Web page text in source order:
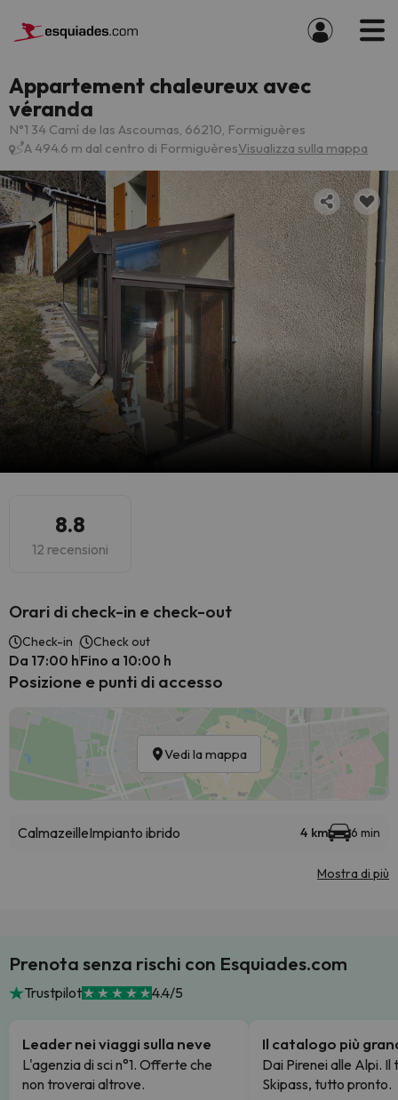
Appartement chaleureux avec
véranda
N°1 34 Camí de las Ascoumas, 66210, Formiguères
A 494.6 m dal centro di FormiguèresVisualizza sulla mappa
8.8
12 recensioni
Orari di check-in e check-out
Check-in
Da 17:00 h
Check out
Fino a 10:00 h
Posizione e punti di accesso
Vedi la mappa
CalmazeilleImpianto ibrido 4 km 6 min
Mostra di più
Prenota senza rischi con Esquiades.com
Trustpilot 4.4/5
Leader nei viaggi sulla neve
L'agenzia di sci n°1. Offerte che
non troverai altrove.
Il catalogo più
Dai Pirenei alle Alpi. Il
Skipass, tutto pronto.